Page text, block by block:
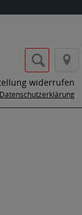
widerrufen
Datenschutzerklärung